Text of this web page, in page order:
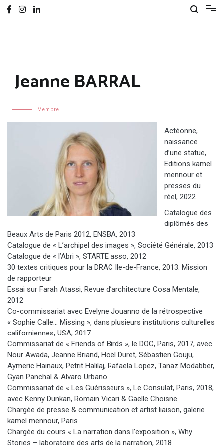
Jeanne BARRAL
Membre
Actéonne,
naissance
d’une statue,
Editions kamel
mennour et
presses du
réel, 2022
Catalogue des
diplômés des
Beaux Arts de Paris 2012, ENSBA, 2013
Catalogue de « L’archipel des images », Société Générale, 2013
Catalogue de « l’Abri », STARTE asso, 2012
30 textes critiques pour la DRAC Ile-de-France, 2013. Mission
de rapporteur
Essai sur Farah Atassi, Revue d’architecture Cosa Mentale,
2012
Co-commissariat avec Evelyne Jouanno de la rétrospective
« Sophie Calle… Missing », dans plusieurs institutions culturelles
californiennes, USA, 2017
Commissariat de « Friends of Birds », le DOC, Paris, 2017, avec
Nour Awada, Jeanne Briand, Hoël Duret, Sébastien Gouju,
Aymeric Hainaux, Petrit Halilaj, Rafaela Lopez, Tanaz Modabber,
Gyan Panchal & Alvaro Urbano
Commissariat de « Les Guérisseurs », Le Consulat, Paris, 2018,
avec Kenny Dunkan, Romain Vicari & Gaëlle Choisne
Chargée de presse & communication et artist liaison, galerie
kamel mennour, Paris
Chargée du cours « La narration dans l’exposition », Why
Stories – laboratoire des arts de la narration, 2018